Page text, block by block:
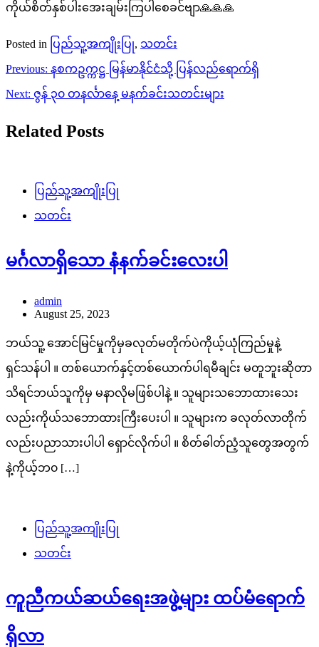
ကိုယ်စိတ်နှစ်ပါးအေးချမ်းကြပါစေခင်ဗျာ🙏🙏🙏
Posted in ပြည်သူ့အကျိုးပြု, သတင်း
Post
navigation
Previous: နစကဥက္ကဋ္ဌ မြန်မာနိုင်ငံသို့ ပြန်လည်ရောက်ရှိ
Next: ဇွန် ၃၀ တနင်္လာနေ့ မနက်ခင်းသတင်းများ
Related Posts
ပြည်သူ့အကျိုးပြု
သတင်း
မင်္ဂလာရှိသော နံနက်ခင်းလေးပါ
admin
August 25, 2023
ဘယ်သူ့ အောင်မြင်မှုကိုမှခလုတ်မတိုက်ပဲကိုယ့်ယုံကြည်မှုနဲ့
ရှင်သန်ပါ ။ တစ်ယောက်နှင့်တစ်ယောက်ပါရမီချင်း မတူဘူးဆိုတာ
သိရင်ဘယ်သူကိုမှ မနာလိုမဖြစ်ပါနဲ့ ။ သူများသဘောထားသေး
လည်းကိုယ်သဘောထားကြီးပေးပါ ။ သူများက ခလုတ်လာတိုက်
လည်းပညာသားပါပါ ရှောင်လိုက်ပါ ။ စိတ်ဓါတ်ညံ့သူတွေအတွက်
နဲ့ကိုယ့်ဘ၀ […]
ပြည်သူ့အကျိုးပြု
သတင်း
ကူညီကယ်ဆယ်ရေးအဖွဲ့များ ထပ်မံရောက်
ရှိလာ